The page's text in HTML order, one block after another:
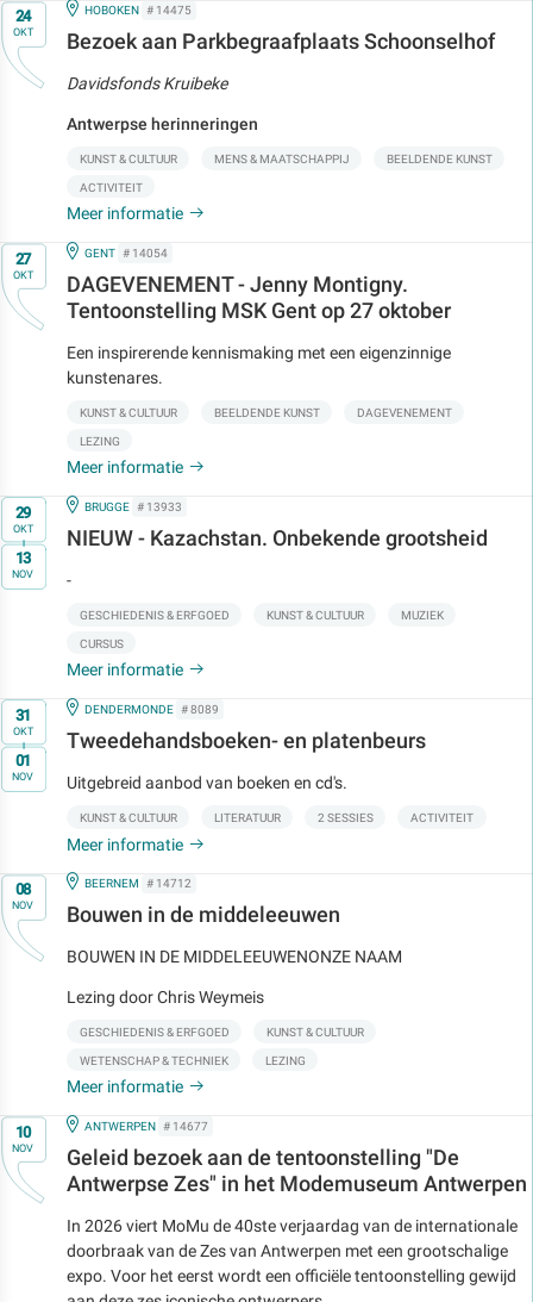
Op24
OKT
IN
HOBOKEN # 14475
Bezoek aan Parkbegraafplaats Schoonselhof
Davidsfonds Kruibeke
Antwerpse herinneringen
KUNST & CULTUUR MENS & MAATSCHAPPIJ BEELDENDE KUNST
ACTIVITEIT
Meer informatie
Op27
OKT
IN
GENT # 14054
DAGEVENEMENT - Jenny Montigny.
Tentoonstelling MSK Gent op 27 oktober
Een inspirerende kennismaking met een eigenzinnige
kunstenares.
KUNST & CULTUUR BEELDENDE KUNST DAGEVENEMENT
LEZING
Meer informatie
Op29
OKT
t/m13
NOV
IN
BRUGGE # 13933
NIEUW - Kazachstan. Onbekende grootsheid
-
GESCHIEDENIS & ERFGOED KUNST & CULTUUR MUZIEK
CURSUS
Meer informatie
Op31
OKT
t/m
01
NOV
IN
DENDERMONDE # 8089
Tweedehandsboeken- en platenbeurs
Uitgebreid aanbod van boeken en cd's.
KUNST & CULTUUR LITERATUUR 2 SESSIES ACTIVITEIT
Meer informatie
Op08
NOV
IN
BEERNEM # 14712
Bouwen in de middeleeuwen
BOUWEN IN DE MIDDELEEUWENONZE NAAM
Lezing door Chris Weymeis
GESCHIEDENIS & ERFGOED KUNST & CULTUUR
WETENSCHAP & TECHNIEK LEZING
Meer informatie
Op10
NOV
IN
ANTWERPEN # 14677
Geleid bezoek aan de tentoonstelling "De
Antwerpse Zes" in het Modemuseum Antwerpen
In 2026 viert MoMu de 40ste verjaardag van de internationale
doorbraak van de Zes van Antwerpen met een grootschalige
expo. Voor het eerst wordt een officiële tentoonstelling gewijd